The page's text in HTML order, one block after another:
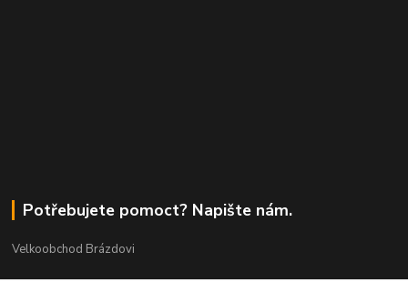
Potřebujete pomoct? Napište nám.
Velkoobchod Brázdovi